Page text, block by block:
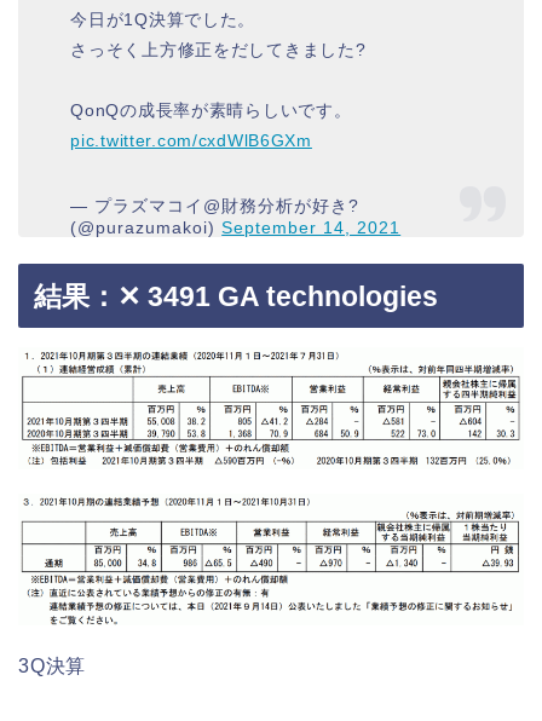
今日が1Q決算でした。
さっそく上方修正をだしてきました?
QonQの成長率が素晴らしいです。
pic.twitter.com/cxdWlB6GXm
— プラズマコイ@財務分析が好き?
(@purazumakoi)September 14, 2021
結果：✕ 3491 GA technologies
3Q決算